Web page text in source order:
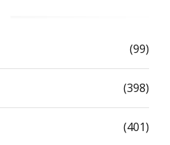
(99)
(398)
(401)